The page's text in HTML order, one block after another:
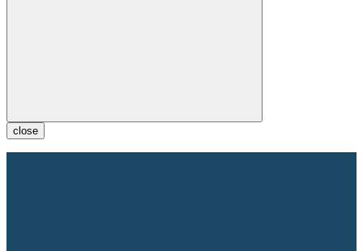
close